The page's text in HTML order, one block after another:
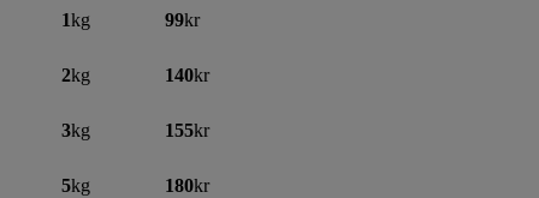
1kg 99kr
2kg 140kr
3kg 155kr
5kg 180kr